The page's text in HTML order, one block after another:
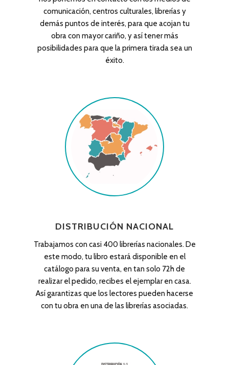
comunicación, centros culturales, librerías y
demás puntos de interés, para que acojan tu
obra con mayor cariño, y así tener más
posibilidades para que la primera tirada sea un
éxito.
DISTRIBUCIÓN NACIONAL
Trabajamos con casi 400 librerías nacionales. De
este modo, tu libro estará disponible en el
catálogo para su venta, en tan solo 72h de
realizar el pedido, recibes el ejemplar en casa.
Así garantizas que los lectores pueden hacerse
con tu obra en una de las librerías asociadas.